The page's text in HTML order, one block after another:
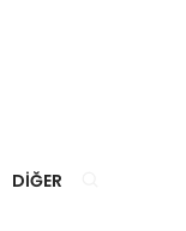
DIĞER